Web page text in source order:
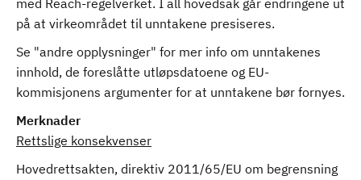
med Reach-regelverket. I all hovedsak går endringene ut
på at virkeområdet til unntakene presiseres.
Se "andre opplysninger" for mer info om unntakenes
innhold, de foreslåtte utløpsdatoene og EU-
kommisjonens argumenter for at unntakene bør fornyes.
Merknader
Rettslige konsekvenser
Hovedrettsakten, direktiv 2011/65/EU om begrensning